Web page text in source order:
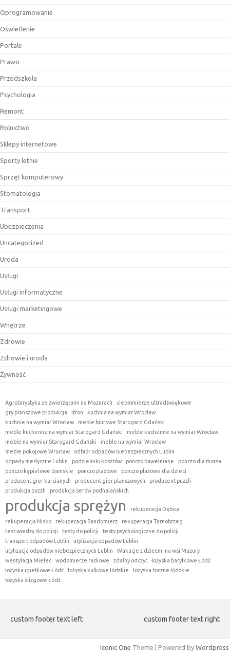
Oprogramowanie
Oświetlenie
Portale
Prawo
Przedszkola
Psychologia
Remont
Rolnictwo
Sklepy internetowe
Sporty letnie
Sprzęt komputerowy
Stomatologia
Transport
Ubezpieczenia
Uncategorized
Uroda
Usługi
Usługi informatyczne
Usługi marketingowe
Wnętrze
Zdrowie
Zdrowie i uroda
Żywność
Agroturystyka ze zwierzętami na Mazurach
ciepłomierze ultradźwiękowe
gry planszowe produkcja
itron
kuchnia na wymiar Wrocław
kuchnie na wymiar Wrocław
meble biurowe Starogard Gdański
meble kuchenne na wymiar Starogard Gdański
meble kuchenne na wymiar Wrocław
meble na wymiar Starogard Gdański
meble na wymiar Wrocław
meble pokojowe Wrocław
odbiór odpadów niebezpiecznych Lublin
odpady medyczne Lublin
podzielniki kosztów ponczo bawełniane
ponczo dla morsa
ponczo kąpielowe damskie
ponczo plażowe
ponczo plażowe dla dzieci
producent gier karcianych
producent gier planszowych
producent puzzli
produkcja puzzli
produkcja serów podhalańskich
produkcja sprężyn
rekuperacja Dębica
rekuperacja Nisko
rekuperacja Sandomierz
rekuperacja Tarnobrzeg
test wiedzy do policji
testy do policji
testy psychologiczne do policji
transport odpadów Lublin
utylizacja odpadów Lublin
utylizacja odpadów niebezpiecznych Lublin
Wakacje z dziećmi na wsi Mazury
wentylacja Mielec
wodomierze radiowe zdalny odczyt
łożyska baryłkowe Łódź
łożyska igiełkowe Łódź
łożyska kulkowe łódzkie
łożyska toczne łódzkie
łożyska ślizgowe Łódź
custom footer text left custom footer text right
Iconic One Theme | Powered by Wordpress